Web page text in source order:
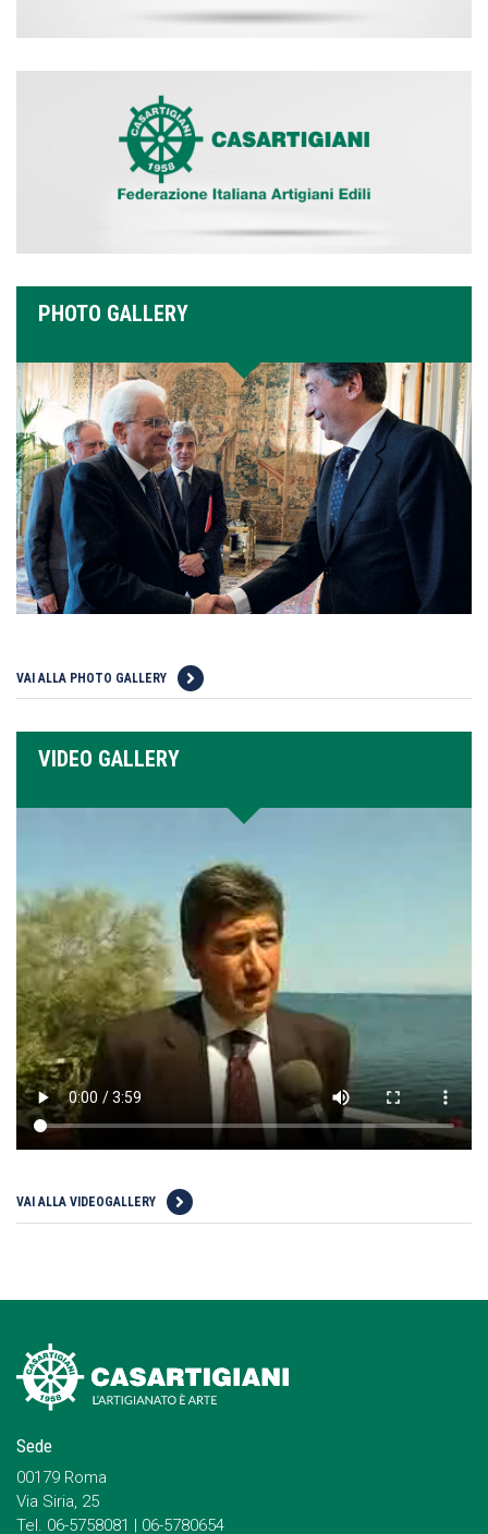
PHOTO GALLERY
VAI ALLA PHOTO GALLERY
VIDEO GALLERY
VAI ALLA VIDEOGALLERY
Sede
00179 Roma
Via Siria, 25
Tel. 06-5758081 | 06-5780654